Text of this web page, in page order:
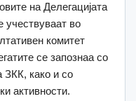
на Делегацијата
учествуваат во
комитет
се запознаа со
ЗКК, како и со
активности.